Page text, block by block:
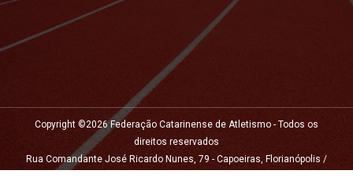
Copyright ©2026 Federação Catarinense de Atletismo - Todos os
direitos reservados
Rua Comandante José Ricardo Nunes, 79 - Capoeiras, Florianópolis /